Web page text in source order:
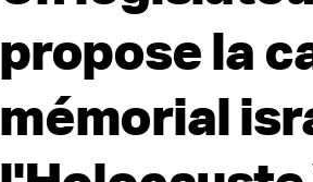
propose la
mémorial